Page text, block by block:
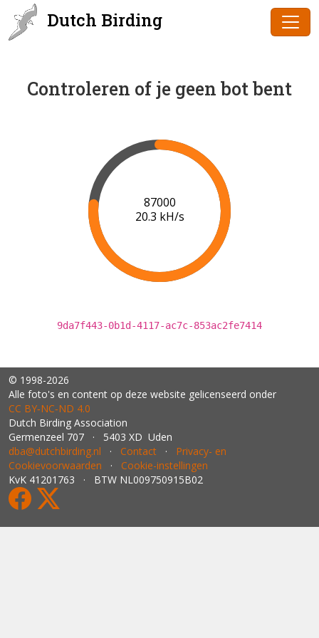
Dutch Birding
Controleren of je geen bot bent
89000
20.4 kH/s
9da7f443-0b1d-4117-ac7c-853ac2fe7414
© 1998-2026
Alle foto's en content op deze website gelicenseerd onder
CC BY‑NC‑ND 4.0
Dutch Birding Association
Germenzeel 707 · 5403 XD Uden
dba@dutchbirding.nl · Contact · Privacy- en
Cookievoorwaarden · Cookie-instellingen
KvK 41201763 · BTW NL009750915B02